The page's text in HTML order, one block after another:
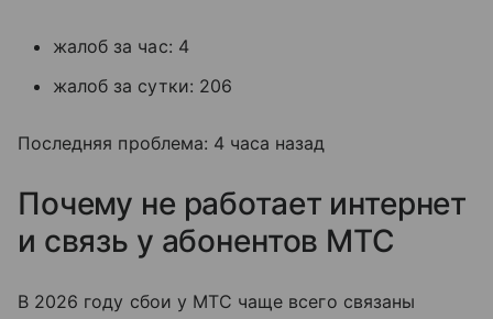
жалоб за час: 4
жалоб за сутки: 206
Последняя проблема: 4 часа назад
Почему не работает интернет
и связь у абонентов МТС
В 2026 году сбои у МТС чаще всего связаны